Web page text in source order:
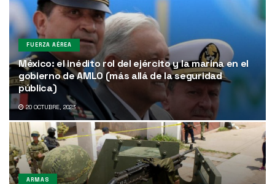
FUERZA AÉREA
México: el inédito rol del ejército y la marina en el
gobierno de AMLO (más allá de la seguridad
pública)
20 OCTUBRE, 2023
ARMAS